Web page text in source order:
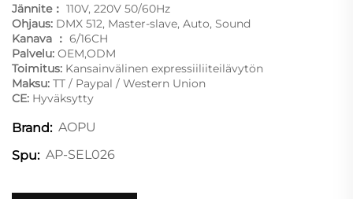
Jännite： 110V, 220V 50/60Hz
Ohjaus: DMX 512, Master-slave, Auto, Sound
Kanava ： 6/16CH
Palvelu: OEM,ODM
Toimitus: Kansainvälinen expressiiliiteilävytön
Maksu: TT / Paypal / Western Union
CE: Hyväksytty
Brand: AOPU
Spu: AP-SEL026